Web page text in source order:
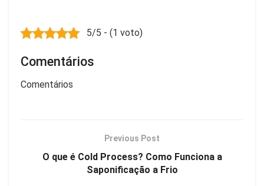
5/5 - (1 voto)
Comentários
Comentários
Previous Post
O que é Cold Process? Como Funciona a
Saponificação a Frio